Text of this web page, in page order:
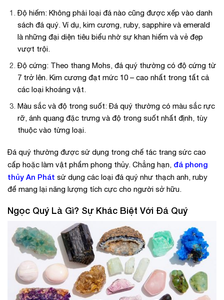
Độ hiếm: Không phải loại đá nào cũng được xếp vào danh
sách đá quý. Ví dụ, kim cương, ruby, sapphire và emerald
là những đại diện tiêu biểu nhờ sự khan hiếm và vẻ đẹp
vượt trội.
Độ cứng: Theo thang Mohs, đá quý thường có độ cứng từ
7 trở lên. Kim cương đạt mức 10 – cao nhất trong tất cả
các loại khoáng vật.
Màu sắc và độ trong suốt: Đá quý thường có màu sắc rực
rỡ, ánh quang đặc trưng và độ trong suốt nhất định, tùy
thuộc vào từng loại.
Đá quý thường được sử dụng trong chế tác trang sức cao
cấp hoặc làm vật phẩm phong thủy. Chẳng hạn, đá phong
thủy An Phát sử dụng các loại đá quý như thạch anh, ruby
để mang lại năng lượng tích cực cho người sở hữu.
Ngọc Quý Là Gì? Sự Khác Biệt Với Đá Quý